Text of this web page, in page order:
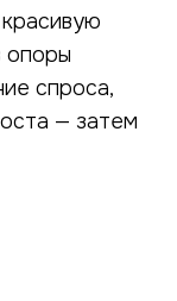
опоры
спроса,
— затем